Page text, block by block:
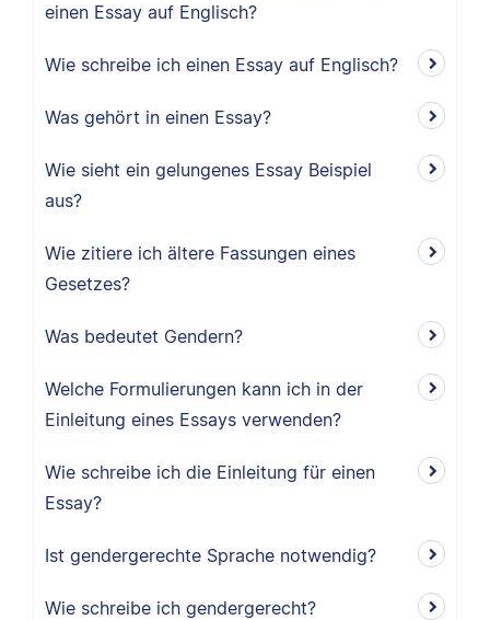
einen Essay auf Englisch?
Wie schreibe ich einen Essay auf Englisch?
Was gehört in einen Essay?
Wie sieht ein gelungenes Essay Beispiel
aus?
Wie zitiere ich ältere Fassungen eines
Gesetzes?
Was bedeutet Gendern?
Welche Formulierungen kann ich in der
Einleitung eines Essays verwenden?
Wie schreibe ich die Einleitung für einen
Essay?
Ist gendergerechte Sprache notwendig?
Wie schreibe ich gendergerecht?